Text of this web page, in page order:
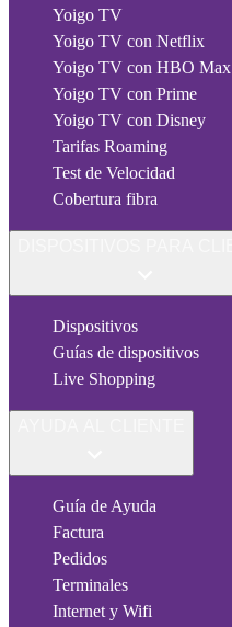
Yoigo TV
Yoigo TV con Netflix
Yoigo TV con HBO Max
Yoigo TV con Prime
Yoigo TV con Disney
Tarifas Roaming
Test de Velocidad
Cobertura fibra
Dispositivos
Guías de dispositivos
Live Shopping
Guía de Ayuda
Factura
Pedidos
Terminales
Internet y Wifi